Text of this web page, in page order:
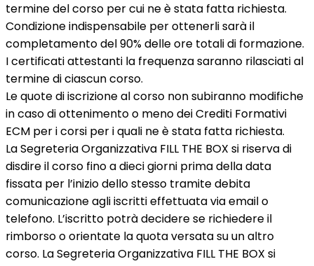
termine del corso per cui ne è stata fatta richiesta.
Condizione indispensabile per ottenerli sarà il
completamento del 90% delle ore totali di formazione.
I certificati attestanti la frequenza saranno rilasciati al
termine di ciascun corso.
Le quote di iscrizione al corso non subiranno modifiche
in caso di ottenimento o meno dei Crediti Formativi
ECM per i corsi per i quali ne è stata fatta richiesta.
La Segreteria Organizzativa FILL THE BOX si riserva di
disdire il corso fino a dieci giorni prima della data
fissata per l’inizio dello stesso tramite debita
comunicazione agli iscritti effettuata via email o
telefono. L’iscritto potrà decidere se richiedere il
rimborso o orientate la quota versata su un altro
corso. La Segreteria Organizzativa FILL THE BOX si